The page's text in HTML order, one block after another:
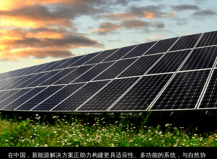
在中国，新能源解决方案正助力构建更具适应性、多功能的系统，与自然协